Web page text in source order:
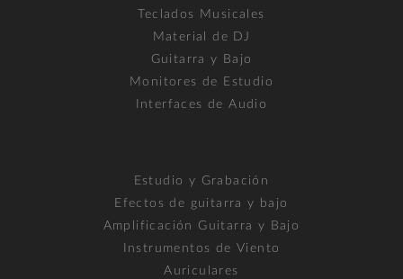
Teclados Musicales
Material de DJ
Guitarra y Bajo
Monitores de Estudio
Interfaces de Audio
Estudio y Grabación
Efectos de guitarra y bajo
Amplificación Guitarra y Bajo
Instrumentos de Viento
Auriculares